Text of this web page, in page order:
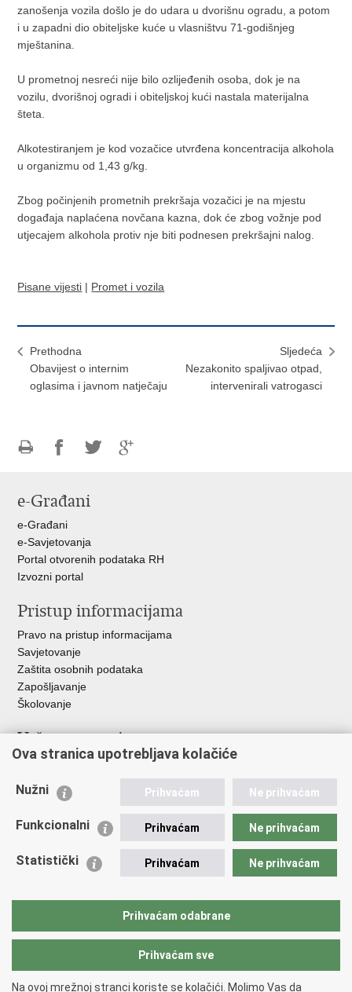
zanošenja vozila došlo je do udara u dvorišnu ogradu, a potom
i u zapadni dio obiteljske kuće u vlasništvu 71-godišnjeg
mještanina.
U prometnoj nesreći nije bilo ozlijeđenih osoba, dok je na
vozilu, dvorišnoj ogradi i obiteljskoj kući nastala materijalna
šteta.
Alkotestiranjem je kod vozačice utvrđena koncentracija alkohola
u organizmu od 1,43 g/kg.
Zbog počinjenih prometnih prekršaja vozačici je na mjestu
događaja naplaćena novčana kazna, dok će zbog vožnje pod
utjecajem alkohola protiv nje biti podnesen prekršajni nalog.
Pisane vijesti | Promet i vozila
Prethodna
Obavijest o internim
oglasima i javnom natječaju
Sljedeća
Nezakonito spaljivao otpad,
intervenirali vatrogasci
FacebookuTwitteru
e-Građani
e-Građani
e-Savjetovanja
Portal otvorenih podataka RH
Izvozni portal
Pristup informacijama
Pravo na pristup informacijama
Savjetovanje
Zaštita osobnih podataka
Zapošljavanje
Školovanje
Važne poveznice
Ministarstvo unutarnjih poslova
Udruge
Policijska akademija
Zaklada policijske solidarnosti
Vučetić"
Ova stranica upotrebljava kolačiće
Nužni Prihvaćam Ne prihvaćam
Funkcionalni Prihvaćam Ne prihvaćam
Statistički Prihvaćam Ne prihvaćam
Prihvaćam odabrane
Prihvaćam sve
Na ovoj mrežnoj stranci koriste se kolačići. Molimo Vas da